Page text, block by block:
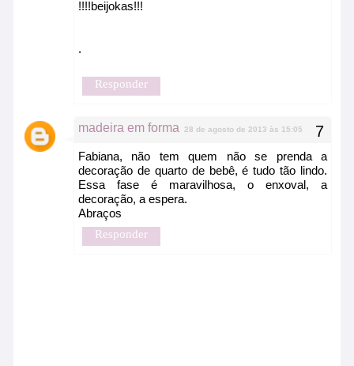
!!!!beijokas!!!
.
Responder
madeira em forma 28 de agosto de 2013 às 15:05
Fabiana, não tem quem não se prenda a
decoração de quarto de bebê, é tudo tão lindo.
Essa fase é maravilhosa, o enxoval, a
decoração, a espera.
Abraços
Responder